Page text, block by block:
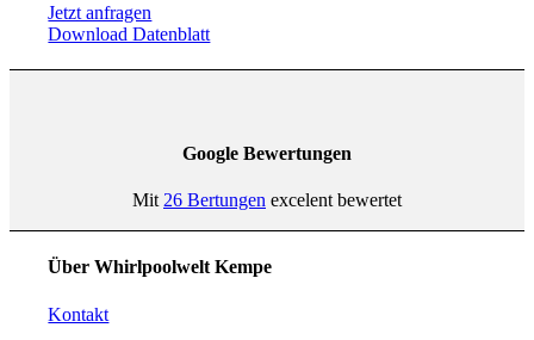
Jetzt anfragen
Download Datenblatt
Google Bewertungen
Mit 26 Bertungen excelent bewertet
Über Whirlpoolwelt Kempe
Kontakt